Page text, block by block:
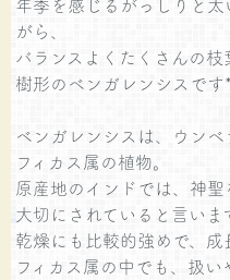
年季を感じるがっしりと
がら、
バランスよくたくさんの枝
樹形のベンガレンシスです*
ベンガレンシスは、ウンベ
フィカス属の植物。
原産地のインドでは、神聖
大切にされていると言いま
乾燥にも比較的強めで、成
フィカス属の中でも、扱い